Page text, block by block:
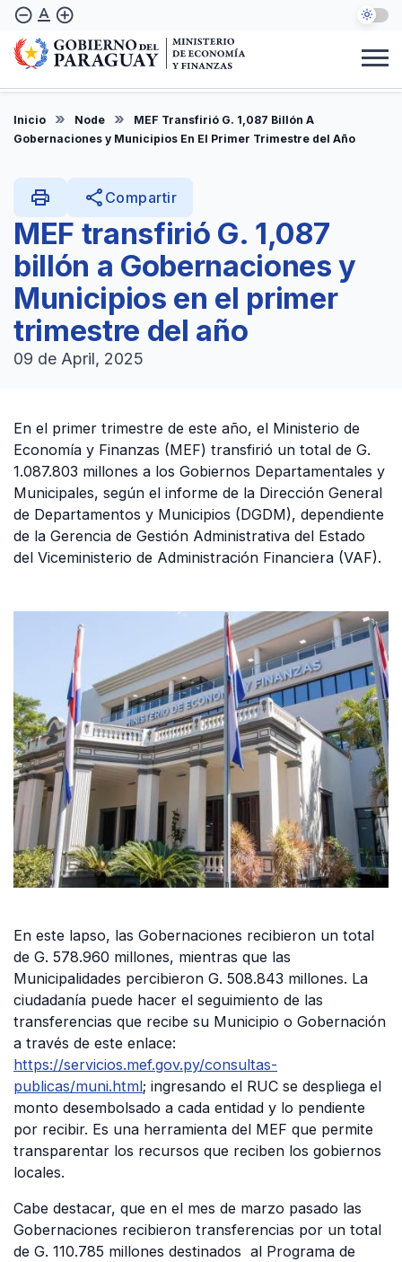
Skip
main
content
remove_circle_outline text_format add_circle_outline
EN
Inicio Node
MEF Transfirió G. 1,087 Billón A
Gobernaciones y Municipios En El Primer Trimestre del Año
MEF transfirió G. 1,087
billón a Gobernaciones y
Municipios en el primer
trimestre del año
09 de April, 2025
print share Compartir
En el primer trimestre de este año, el Ministerio de
Economía y Finanzas (MEF) transfirió un total de G.
1.087.803 millones a los Gobiernos Departamentales y
Municipales, según el informe de la Dirección General
de Departamentos y Municipios (DGDM), dependiente
de la Gerencia de Gestión Administrativa del Estado
del Viceministerio de Administración Financiera (VAF).
En este lapso, las Gobernaciones recibieron un total
de G. 578.960 millones, mientras que las
Municipalidades percibieron G. 508.843 millones. La
ciudadanía puede hacer el seguimiento de las
transferencias que recibe su Municipio o Gobernación
a través de este enlace:
https://servicios.mef.gov.py/consultas-
publicas/muni.html; ingresando el RUC se despliega el
monto desembolsado a cada entidad y lo pendiente
por recibir. Es una herramienta del MEF que permite
transparentar los recursos que reciben los gobiernos
locales.
Cabe destacar, que en el mes de marzo pasado las
Gobernaciones recibieron transferencias por un total
de G. 110.785 millones destinados al Programa de